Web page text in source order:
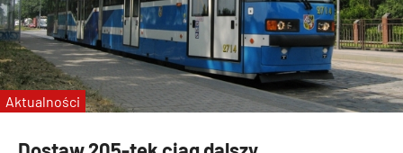
Aktualności